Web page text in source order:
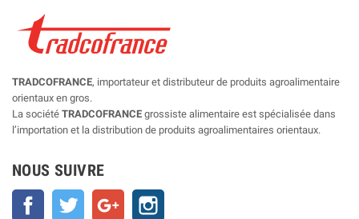
TRADCOFRANCE, importateur et distributeur de produits agroalimentaire
orientaux en gros.
La société TRADCOFRANCE grossiste alimentaire est spécialisée dans
l’importation et la distribution de produits agroalimentaires orientaux.
NOUS SUIVRE
Facebook Twitter Google+